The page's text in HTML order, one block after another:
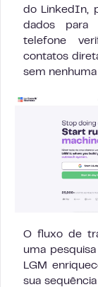
do LinkedIn,
dados para
telefone
contatos
sem
O fluxo de
uma
LGM
sua